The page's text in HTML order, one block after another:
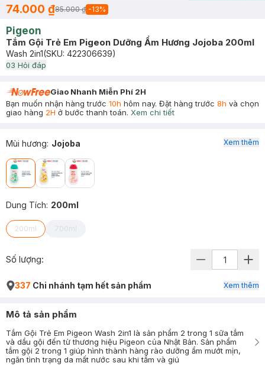
74.000 ₫85.000 ₫ -13%
Pigeon
Tắm Gội Trẻ Em Pigeon Dưỡng Ẩm Hương Jojoba 200ml
Wash 2in1(SKU: 422306639)
03 Hỏi đáp
Giao Nhanh Miễn Phí 2H
Bạn muốn nhận hàng trước 10h hôm nay. Đặt hàng trước 8h và chọn
giao hàng 2H ở bước thanh toán. Xem chi tiết
Mùi hương: Jojoba
Dung Tích: 200ml
200ml 700ml
Xem thêm
Số lượng:
337 Chi nhánh tạm hết sản phẩm Xem thêm
Mô tả sản phẩm
Tắm Gội Trẻ Em Pigeon Wash 2in1 là sản phẩm 2 trong 1 sữa tắm
và dầu gội đến từ thương hiệu Pigeon của Nhật Bản. Sản phẩm
tắm gội 2 trong 1 giúp hình thành hàng rào dưỡng ẩm mướt mịn,
ngăn tình trạng da mất nước sau khi tắm và giú